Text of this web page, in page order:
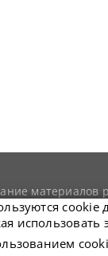
материалов
гиперссылки на
cookie
использовать